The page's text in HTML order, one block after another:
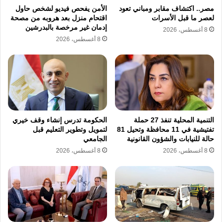
تنامي الوعي الشعبي
بحقوق المصريين في
الاستقلال والسيادة.
إلى تمثيل الإرادة الوطنية.
كما ساهمت شخصيات وطنية عديدة في تمهيد
الطريق لثورة 1919، من بينها مصطفى كامل
ومحمد فريد، اللذان قادا الحركة الوطنية في بداية
القرن العشرين، وأسسا تقاليد النضال السياسي
ثالثًا: الظروف التي سبقت ثورة 1919
اندلعت الثورة نتيجة مجموعة من العوامل
مصر.. اكتشاف مقابر ومباني تعود
لعصر ما قبل الأسرات
8 أغسطس، 2026
الأمن يفحص فيديو لشخص حاول
اقتحام منزل بعد هروبه من مصحة
إدمان غير مرخصة بالبدرشين
8 أغسطس، 2026
التنمية المحلية تنفذ 27 حملة
تفتيشية في 11 محافظة وتحيل 81
حالة للنيابات والشؤون القانونية
8 أغسطس، 2026
الحكومة تدرس إنشاء وقف خيري
لتمويل وتطوير التعليم قبل
الجامعي
8 أغسطس، 2026